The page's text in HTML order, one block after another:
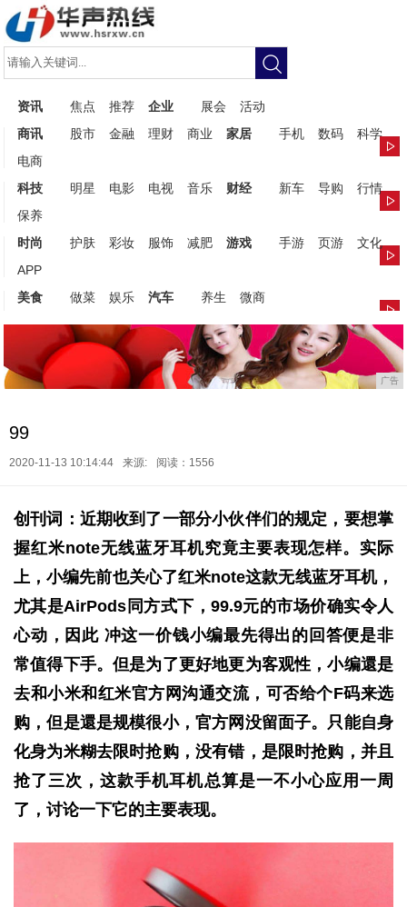
资讯 焦点 推荐 企业 展会
活动
商讯
股市 金融 理财 商业 家居 手机 数码
科学
电商
科技
明星 电影 电视 音乐 财经 新车 导购
行情
保养
时尚
护肤 彩妆 服饰 减肥 游戏 手游 页游
文化
APP
美食
做菜 娱乐 汽车 养生 微商
广告
99
2020-11-13 10:14:44 来源: 阅读：1556
创刊词：近期收到了一部分小伙伴们的规定，要想掌
握红米note无线蓝牙耳机究竟主要表现怎样。实际
上，小编先前也关心了红米note这款无线蓝牙耳机，
尤其是AirPods同方式下，99.9元的市场价确实令人
心动，因此 冲这一价钱小编最先得出的回答便是非
常值得下手。但是为了更好地更为客观性，小编還是
去和小米和红米官方网沟通交流，可否给个F码来选
购，但是還是规模很小，官方网没留面子。只能自身
化身为米糊去限时抢购，没有错，是限时抢购，并且
抢了三次，这款手机耳机总算是一不小心应用一周
了，讨论一下它的主要表现。